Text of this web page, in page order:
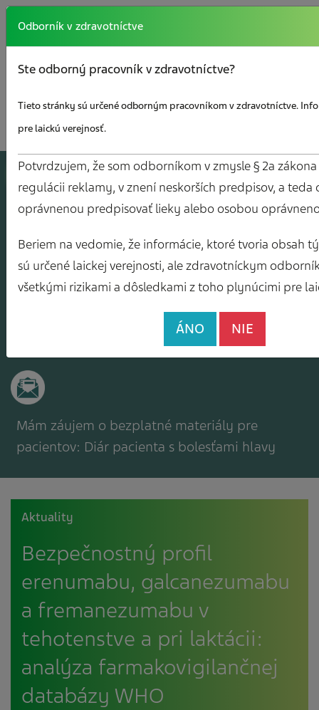
AJOV Y
Mám záujem o zasielanie odborného
Mám záujem o bezplatné materiály pre
pacientov: Diár pacienta s bolesťami hlavy
Aktuality
Bezpečnostný profil
erenumabu, galcanezumabu
a fremanezumabu v
tehotenstve a pri laktácii:
analýza farmakovigilančnej
databázy WHO
Odborník v zdravotníctve
Ste odborný pracovník v zdravotníctve?
Tieto stránky sú určené odborným pracovníkom v zdravotníctve.
pre laickú verejnosť.
Potvrdzujem, že som odborníkom v zmysle § 2a
regulácii reklamy, v znení neskorších predpisov, a teda
oprávnenou predpisovať lieky alebo osobou
Beriem na vedomie, že informácie, ktoré tvoria obsah
sú určené laickej verejnosti, ale zdravotníckym
všetkými rizikami a dôsledkami z toho plynúcimi pre
ÁNO NIE